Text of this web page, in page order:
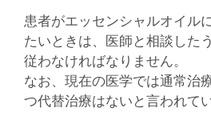
患者がエッセンシャルオイル
たいときは、医師と相談した
従わなければなりません。
なお、現在の医学では通常治
つ代替治療はないと言われて